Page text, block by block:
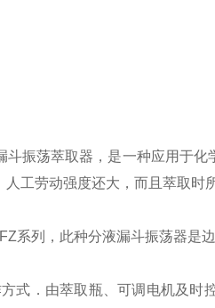
斗振荡萃取器 ， 是一种应用于化
工劳动强度还大，而且萃取时
系列，此种分液漏斗振荡器是
式．由萃取瓶、可调电机及时